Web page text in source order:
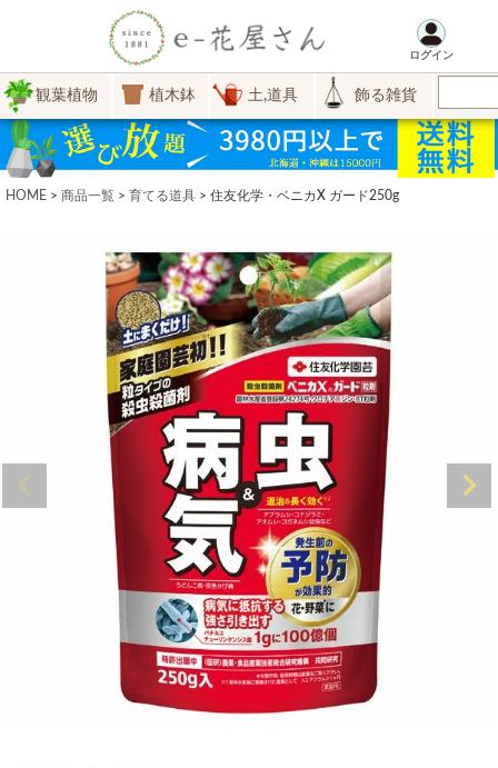
ログイン
観葉植物 植木鉢 土,道具 飾る雑貨
HOME 商品一覧 育てる道具 住友化学・ベニカX ガード250g